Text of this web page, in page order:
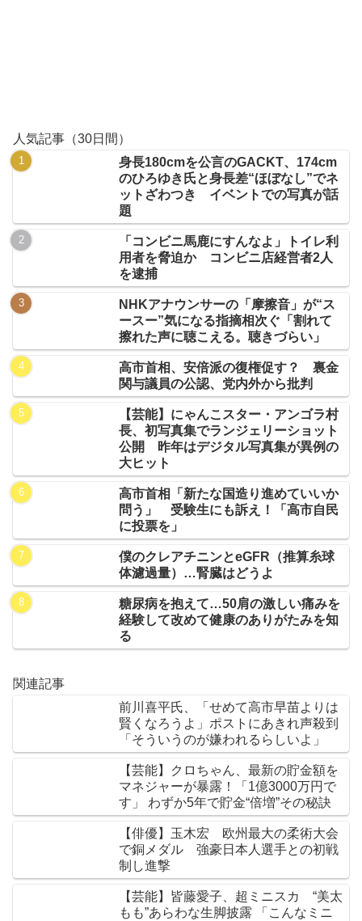
人気記事（30日間）
身長180cmを公言のGACKT、174cm
のひろゆき氏と身長差“ほぼなし”でネ
ットざわつき イベントでの写真が話
題
「コンビニ馬鹿にすんなよ」トイレ利
用者を脅迫か コンビニ店経営者2人
を逮捕
NHKアナウンサーの「摩擦音」が“ス
ースー”気になる指摘相次ぐ「割れて
擦れた声に聴こえる。聴きづらい」
高市首相、安倍派の復権促す？ 裏金
関与議員の公認、党内外から批判
【芸能】にゃんこスター・アンゴラ村
長、初写真集でランジェリーショット
公開 昨年はデジタル写真集が異例の
大ヒット
高市首相「新たな国造り進めていいか
問う」 受験生にも訴え！「高市自民
に投票を」
僕のクレアチニンとeGFR（推算糸球
体濾過量）…腎臓はどうよ
糖尿病を抱えて…50肩の激しい痛みを
経験して改めて健康のありがたみを知
る
関連記事
前川喜平氏、「せめて高市早苗よりは
賢くなろうよ」ポストにあきれ声殺到
「そういうのが嫌われるらしいよ」
【芸能】クロちゃん、最新の貯金額を
マネジャーが暴露！「1億3000万円で
す」 わずか5年で貯金“倍増”その秘訣
【俳優】玉木宏 欧州最大の柔術大会
で銅メダル 強豪日本人選手との初戦
制し進撃
【芸能】皆藤愛子、超ミニスカ “美太
もも”あらわな生脚披露 「こんなミニ